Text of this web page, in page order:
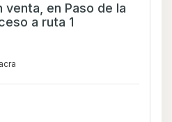
venta, en Paso de la
a ruta 1